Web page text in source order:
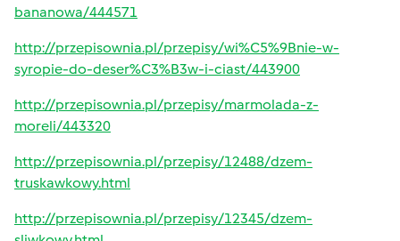
bananowa/444571
http://przepisownia.pl/przepisy/wi%C5%9Bnie-w-
syropie-do-deser%C3%B3w-i-ciast/443900
http://przepisownia.pl/przepisy/marmolada-z-
moreli/443320
http://przepisownia.pl/przepisy/12488/dzem-
truskawkowy.html
http://przepisownia.pl/przepisy/12345/dzem-